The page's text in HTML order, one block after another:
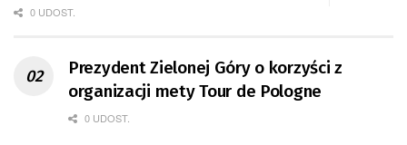
0 UDOST.
Prezydent Zielonej Góry o korzyści z
organizacji mety Tour de Pologne
0 UDOST.